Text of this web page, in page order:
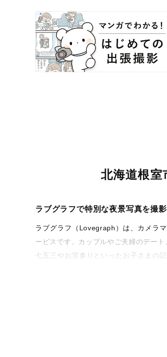
北海道根室
ラブグラフで特別な夜景写真を撮
ラブグラフ（Lovegraph）は、カメラ
ービスです。カップルやご夫婦のデー
七五三やお宮参りといったお子さまの